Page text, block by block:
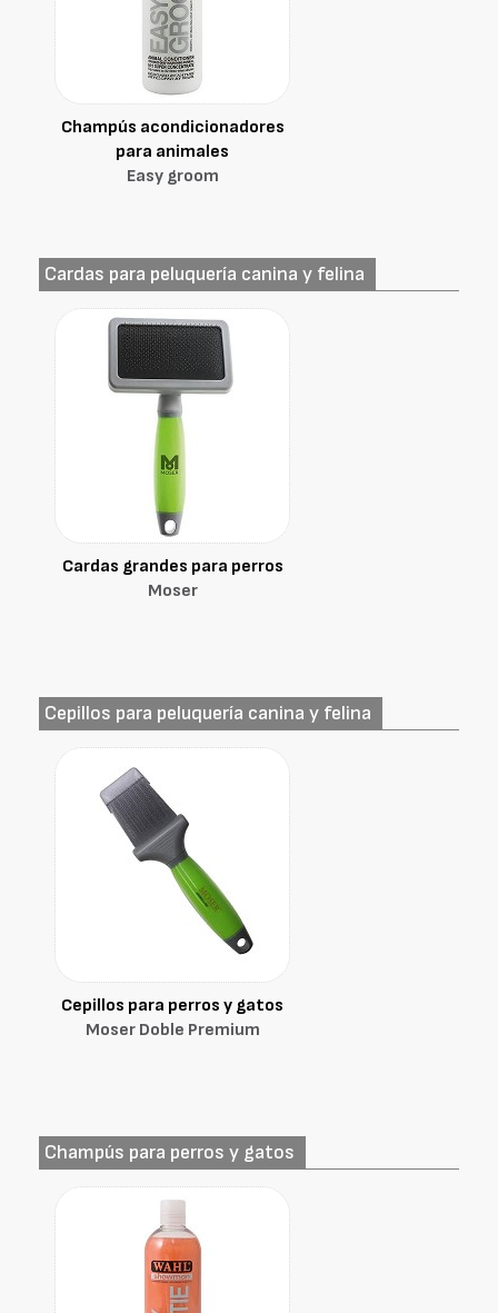
Champús acondicionadores
para animales
Easy groom
Cardas para peluquería canina y felina
Cardas grandes para perros
Moser
Cepillos para peluquería canina y felina
Cepillos para perros y gatos
Moser Doble Premium
Champús para perros y gatos